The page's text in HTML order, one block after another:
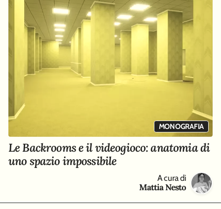
MONOGRAFIA
Le Backrooms e il videogioco: anatomia di
uno spazio impossibile
A cura di
Mattia Nesto